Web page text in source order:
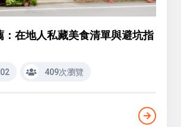
：在地人私藏美食清單與避坑指
409次瀏覽